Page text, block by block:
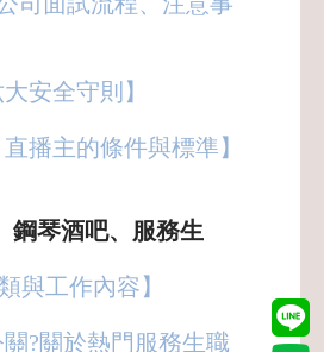
安全守則】
直播主的條件與標準】
鋼琴酒吧、服務生
與工作內容】
關?關於熱門服務生職